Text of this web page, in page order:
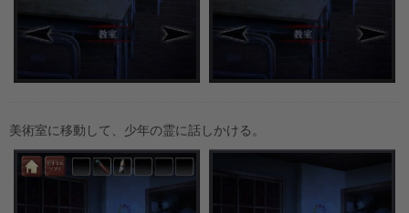
美術室に移動して、少年の霊に話しかける。